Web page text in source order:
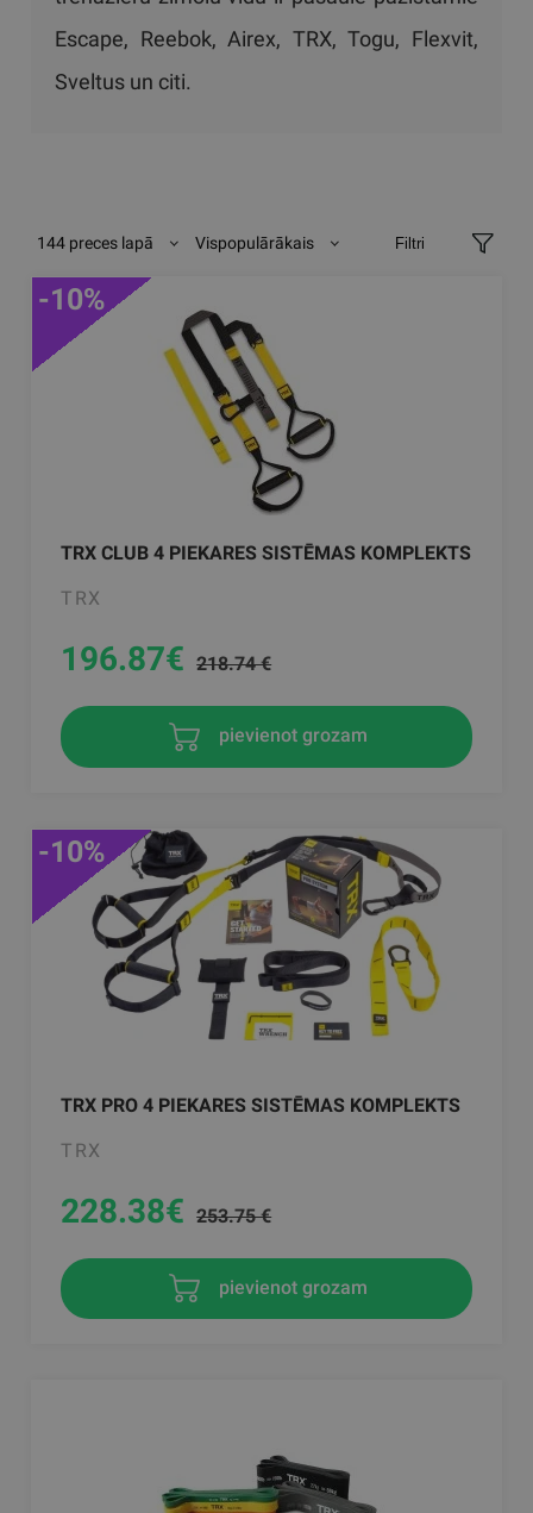
Escape, Reebok, Airex, TRX, Togu, Flexvit,
Sveltus un citi.
144 preces lapā Vispopulārākais Filtri
TRX CLUB 4 PIEKARES SISTĒMAS KOMPLEKTS
TRX
-10%
196.87€ 218.74 €
pievienot grozam
TRX PRO 4 PIEKARES SISTĒMAS KOMPLEKTS
TRX
-10%
228.38€ 253.75 €
pievienot grozam